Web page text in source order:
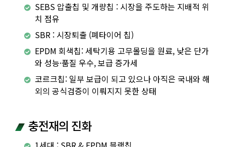
SEBS 압출칩 및 개량칩 : 시장을 주도하는 지배적 위
치 점유
SBR : 시장퇴출 (폐타이어 칩)
EPDM 회색칩: 세탁기용 고무몰딩을 원료, 낮은 단가
와 성능·품질 우수, 보급 증가세
코르크칩: 일부 보급이 되고 있으나 아직은 국내와 해
외의 공식검증이 이뤄지지 못한 상태
충전재의 진화